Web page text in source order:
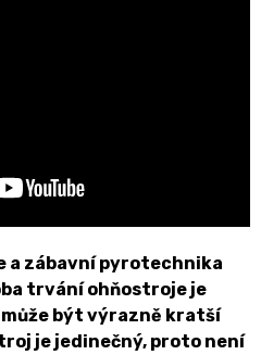
a zábavní pyrotechnika
trvání ohňostroje je
být výrazně kratší
je jedinečný, proto není